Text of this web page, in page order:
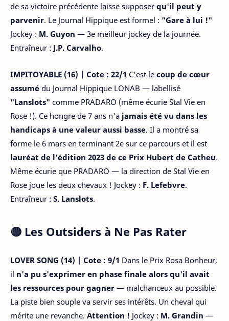
de sa victoire précédente laisse supposer qu'il peut y
parvenir. Le Journal Hippique est formel : "Gare à lui !"
Jockey : M. Guyon — 3e meilleur jockey de la journée.
Entraîneur : J.P. Carvalho.
IMPITOYABLE (16) | Cote : 22/1 C'est le coup de cœur
assumé du Journal Hippique LONAB — labellisé
"Lanslots" comme PRADARO (même écurie Stal Vie en
Rose !). Ce hongre de 7 ans n'a jamais été vu dans les
handicaps à une valeur aussi basse. Il a montré sa
forme le 6 mars en terminant 2e sur ce parcours et il est
lauréat de l'édition 2023 de ce Prix Hubert de Catheu.
Même écurie que PRADARO — la direction de Stal Vie en
Rose joue les deux chevaux ! Jockey : F. Lefebvre.
Entraîneur : S. Lanslots.
🟡 Les Outsiders à Ne Pas Rater
LOVER SONG (14) | Cote : 9/1 Dans le Prix Rosa Bonheur,
il n'a pu s'exprimer en phase finale alors qu'il avait
les ressources pour gagner — malchanceux au possible.
La piste bien souple va servir ses intérêts. Un cheval qui
mérite une revanche. Attention ! Jockey : M. Grandin —